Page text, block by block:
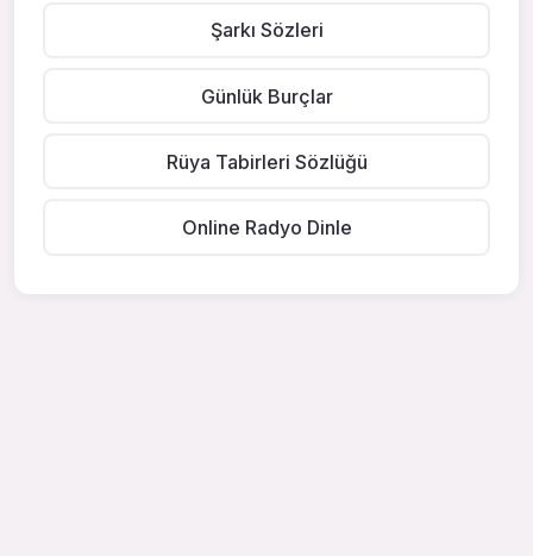
Şarkı Sözleri
Günlük Burçlar
Rüya Tabirleri Sözlüğü
Online Radyo Dinle